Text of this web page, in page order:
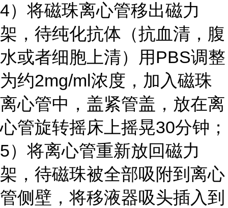
4）将磁珠离心管移出磁力
架，待纯化抗体（抗血清，腹
水或者细胞上清）用 PBS调整
为约2mg/ml浓度，加入磁珠
离心管中，盖紧管盖，放在离
心管旋转摇床上摇晃30分钟；
5）将离心管重新放回磁力
架，待磁珠被全部吸附到离心
管侧壁，将移液器吸头插入到